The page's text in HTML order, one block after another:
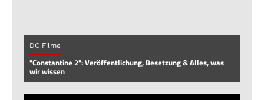
DC Filme
"Constantine 2": Veröffentlichung, Besetzung & Alles, was
wir wissen